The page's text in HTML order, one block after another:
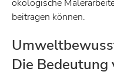
ökologische
beitragen können.
Die